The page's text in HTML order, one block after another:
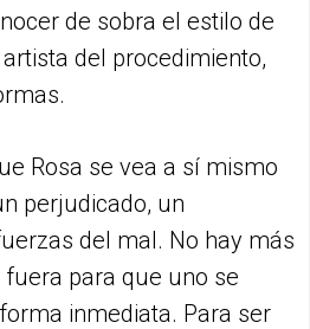
de sobra el estilo de
del procedimiento,
Rosa se vea a sí mismo
perjudicado, un
del mal. No hay más
para que uno se
inmediata. Para ser